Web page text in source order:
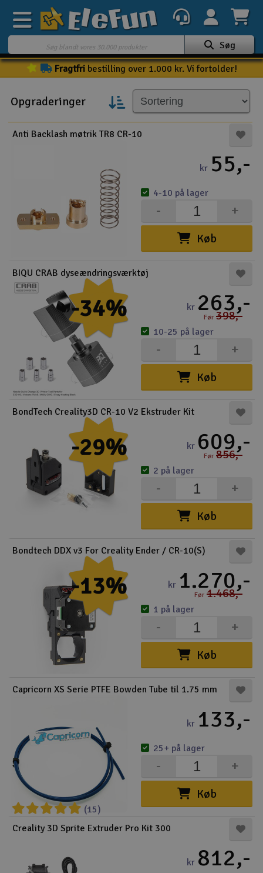
Ugens tilbud
Outlet
Mine favoritter
Batteri & ladere
Biler
Droner
Droner til FPV
Fly
Helikopter
Modelbygg og byggesæt
Modeljernbane
Motor & tilbehør
Radio udstyr
Raketter
Scooter & elkøretøj
Slot racing
Smarthjem, leg og hobby
Solenergi
Værktøj, udstyr og tilbehør
Søg
Fragtfribestilling over 1.000 kr. Vi fortolder!
Opgraderinger
Anti Backlash møtrik TR8 CR-10
kr 55,-
Køb
+
-
4-10 på lager
-34%
BIQU CRAB dyseændringsværktøj
kr 263,-
Før 398,-
Køb
+
-
10-25 på lager
-29%
BondTech Creality3D CR-10 V2 Ekstruder Kit
kr 609,-
Før 856,-
Køb
+
-
2 på lager
-13%
Bondtech DDX v3 For Creality Ender / CR-10(S)
kr 1.270,-
Før 1.468,-
Køb
+
-
1 på lager
Capricorn XS Serie PTFE Bowden Tube til 1.75 mm
(15)
kr 133,-
Køb
+
-
25+ på lager
Creality 3D Sprite Extruder Pro Kit 300
kr 812,-